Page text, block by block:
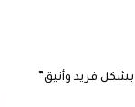
فريد وأنيق”